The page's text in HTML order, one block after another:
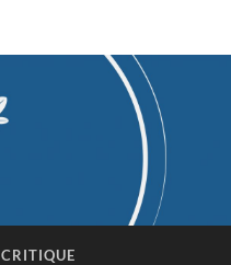
CRITIQUE